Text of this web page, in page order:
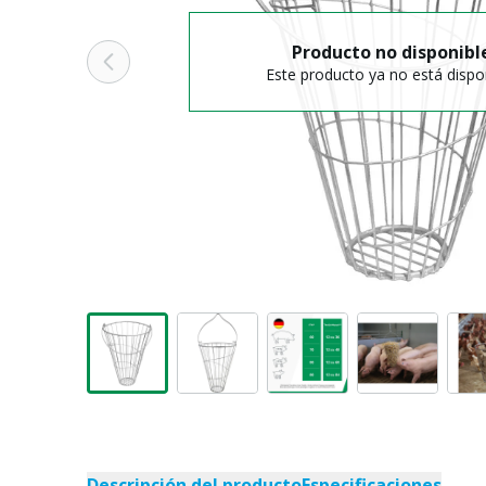
Producto no
Este producto ya no está